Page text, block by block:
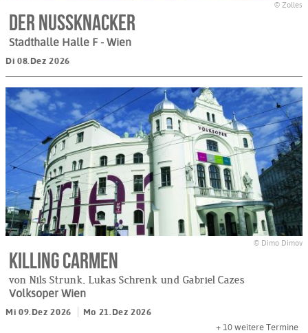
© Zolles
Der Nussknacker
Stadthalle Halle F - Wien
Di 08.Dez 2026
© Dimo Dimov
Killing Carmen
von Nils Strunk, Lukas Schrenk und Gabriel Cazes
Volksoper Wien
Mi 09.Dez 2026
Mo 21.Dez 2026
+ 10 weitere Termine